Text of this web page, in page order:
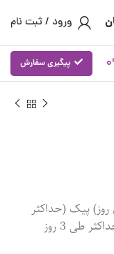
ورود / ثبت نام
پیگیری سفارش
پیک (حداکثر
48 ساعته) و یا پست و تحویل درب انبار (حداکثر طی 3 روز